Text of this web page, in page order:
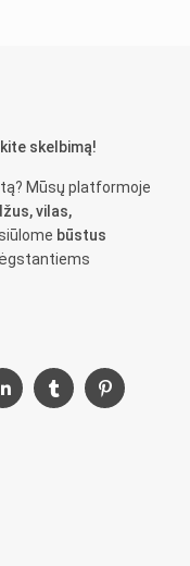
skelbimą!
Mūsų platformoje
vilas,
būstus